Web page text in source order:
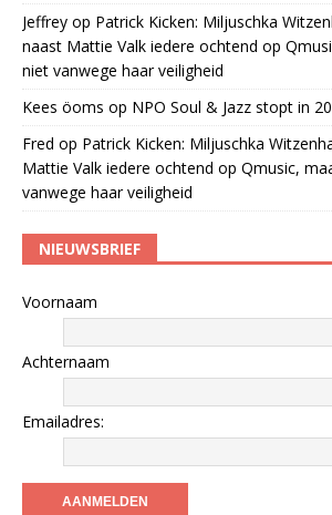
Jeffrey op Patrick Kicken: Miljuschka
naast Mattie Valk iedere ochtend op
niet vanwege haar veiligheid
Kees öoms op NPO Soul & Jazz stopt in
Fred op Patrick Kicken: Miljuschka
Mattie Valk iedere ochtend op Qmusic,
vanwege haar veiligheid
NIEUWSBRIEF
Voornaam
Achternaam
Emailadres: